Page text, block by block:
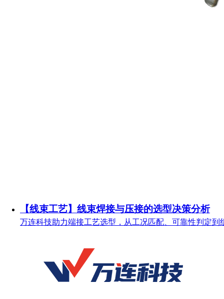
【线束工艺】线束焊接与压接的选型决策分析
万连科技助力端接工艺选型，从工况匹配、可靠性判定到